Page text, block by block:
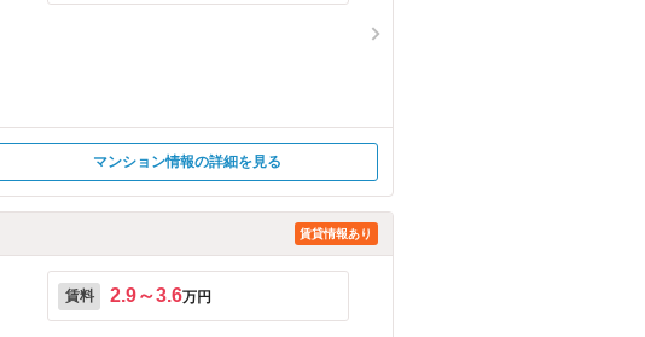
マンション情報の詳細を見る
賃貸情報あり
賃料 2.9～3.6万円